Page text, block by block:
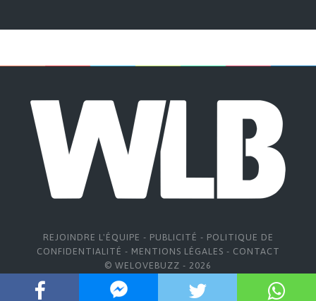
REJOINDRE L'ÉQUIPE - PUBLICITÉ - POLITIQUE DE
CONFIDENTIALITÉ - MENTIONS LÉGALES - CONTACT
© WELOVEBUZZ - 2026